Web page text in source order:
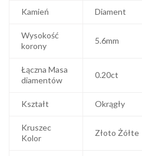
Kamień Diament
Wysokość
korony
5.6mm
Łączna Masa
diamentów
0.20ct
Kształt Okrągły
Kruszec
Kolor
Złoto Żółte